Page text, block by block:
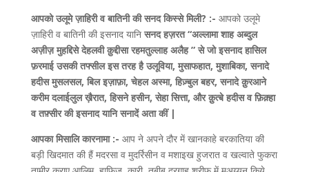
आपको उलूमे ज़ाहिरी व बातिनी की सनद किस्से मिली? :- आपको उलूमे
ज़ाहिरी व बातिनी की इसनाद यानि सनद हज़रत “अल्लामा शाह अब्दुल
अज़ीज़ मुहद्दिसे देहलवी क़ुद्दीसा रहमतुल्लाह अलैह ” से जो इसनाद हासिल
फ़रमाई उसकी तफ्सील इस तरह है उलूविया, मुसाफहात, मुशाबिका, सनादे
हदीस मुसलसल, बिल इज़ाफ़ा, चेहल अस्मा, हिज़्बुल बहर, सनादे क़ुरआने
करीम दलाईलुल ख़ैरात, हिसने हसीन, सेहा सित्ता, और क़ुत्बे हदीस व फ़िक़्हा
व तफ़्सीर की इसनाद यानि सनादें अता कीं |
आपका मिसालि कारनामा :- आप ने अपने दौर में खानकाहे बरकातिया की
बड़ी खिदमात की हैं मदरसा व मुदर्रिसीन व मशाइख हुजरात व खल्वाते फुकरा